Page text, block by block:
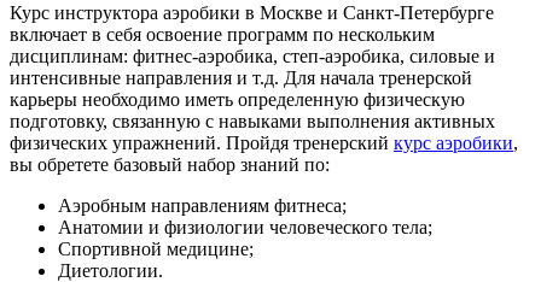
Курс инструктора аэробики в Москве и Санкт-Петербурге
включает в себя освоение программ по нескольким
дисциплинам: фитнес-аэробика, степ-аэробика, силовые и
интенсивные направления и т.д. Для начала тренерской
карьеры необходимо иметь определенную физическую
подготовку, связанную с навыками выполнения активных
физических упражнений. Пройдя тренерский курс аэробики,
вы обретете базовый набор знаний по:
Аэробным направлениям фитнеса;
Анатомии и физиологи­и человеческого тела;
Спортивной медицин­е;
Диетологии.